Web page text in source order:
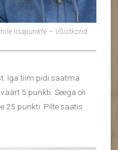
lisapunkte – Võistkond
Iga tiim pidi saatma
5 punkti. Seega oli
25 punkti. Pilte saatis